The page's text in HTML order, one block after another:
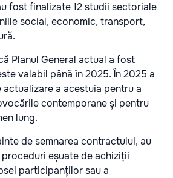
fost finalizate 12 studii sectoriale
social, economic, transport,
Planul General actual a fost
valabil până în 2025. În 2025 a
a acestuia pentru a
contemporane și pentru
lung.
de semnarea contractului, au
eșuate de achiziții
participanților sau a